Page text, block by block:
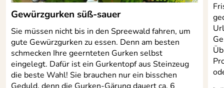
Gewürzgurken süß-sauer
Sie müssen nicht bis in den Spreewald fahren, um
gute Gewürzgurken zu essen. Denn am besten
schmecken Ihre geernteten Gurken selbst
eingelegt. Dafür ist ein Gurkentopf aus Steinzeug
die beste Wahl! Sie brauchen nur ein bisschen
Geduld, denn die Gurken-Gärung dauert ca. 6